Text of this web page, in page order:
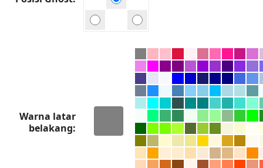
Warna latar
belakang